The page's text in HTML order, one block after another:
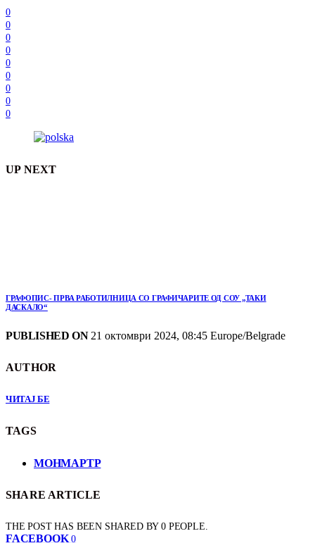
0
0
0
0
0
0
0
0
0
UP NEXT
ГРАФОПИС- ПРВА РАБОТИЛНИЦА СО ГРАФИЧАРИТЕ ОД СОУ „ТАКИ
ДАСКАЛО“
PUBLISHED ON21 октомври 2024, 08:45 Europe/Belgrade
AUTHOR
ЧИТАЈ БЕ
TAGS
МОНМАРТР
SHARE ARTICLE
THE POST HAS BEEN SHARED BY0 PEOPLE.
FACEBOOK 0